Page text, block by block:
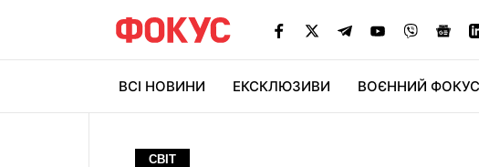
ВСІ НОВИНИ ЕКСКЛЮЗИВИ ВОЄННИЙ ФОКУС
СВІТ